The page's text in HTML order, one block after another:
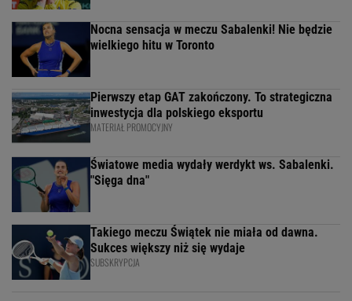
Nocna sensacja w meczu Sabalenki! Nie będzie
wielkiego hitu w Toronto
Pierwszy etap GAT zakończony. To strategiczna
inwestycja dla polskiego eksportu
MATERIAŁ PROMOCYJNY
Światowe media wydały werdykt ws. Sabalenki.
"Sięga dna"
Takiego meczu Świątek nie miała od dawna.
Sukces większy niż się wydaje
SUBSKRYPCJA